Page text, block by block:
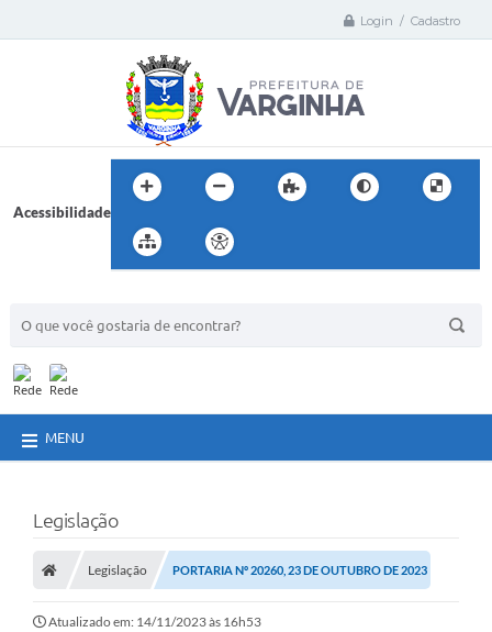
Login / Cadastro
Acessibilidade
MENU
Legislação
Legislação PORTARIA Nº 20260, 23 DE OUTUBRO DE 2023
Atualizado em: 14/11/2023 às 16h53